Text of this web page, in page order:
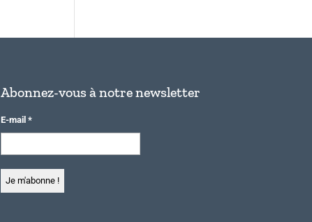
Abonnez-vous à notre newsletter
E-mail *